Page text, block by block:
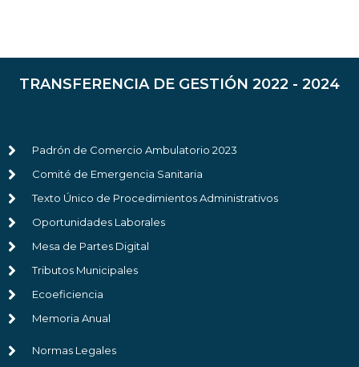
TRANSFERENCIA DE GESTIÓN 2022 - 2024
Padrón de Comercio Ambulatorio 2023
Comité de Emergencia Sanitaria
Texto Único de Procedimientos Administrativos
Oportunidades Laborales
Mesa de Partes Digital
Tributos Municipales
Ecoeficiencia
Memoria Anual
Normas Legales